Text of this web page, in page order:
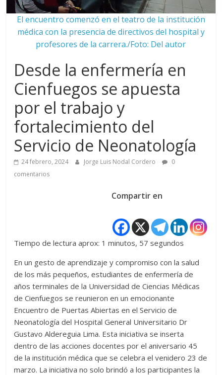
El encuentro comenzó en el teatro de la institución
médica con la presencia de directivos del hospital y
profesores de la carrera./Foto: Del autor
Desde la enfermería en
Cienfuegos se apuesta
por el trabajo y
fortalecimiento del
Servicio de Neonatología
24 febrero, 2024 Jorge Luis Nodal Cordero
0
comentarios
Compartir en
Tiempo de lectura aprox: 1 minutos, 57 segundos
En un gesto de aprendizaje y compromiso con la salud
de los más pequeños, estudiantes de enfermería de
años terminales de la Universidad de Ciencias Médicas
de Cienfuegos se reunieron en un emocionante
Encuentro de Puertas Abiertas en el Servicio de
Neonatología del Hospital General Universitario Dr
Gustavo Aldereguia Lima. Esta iniciativa se inserta
dentro de las acciones docentes por el aniversario 45
de la institución médica que se celebra el venidero 23 de
marzo. La iniciativa no solo brindó a los participantes la